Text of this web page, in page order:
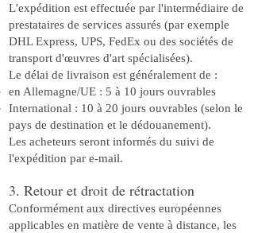
L'expédition est effectuée par l'intermédiaire de
prestataires de services assurés (par exemple
DHL Express, UPS, FedEx ou des sociétés de
transport d'œuvres d'art spécialisées).
Le délai de livraison est généralement de :
en Allemagne/UE : 5 à 10 jours ouvrables
International : 10 à 20 jours ouvrables (selon le
pays de destination et le dédouanement).
Les acheteurs seront informés du suivi de
l'expédition par e-mail.
3. Retour et droit de rétractation
Conformément aux directives européennes
applicables en matière de vente à distance, les